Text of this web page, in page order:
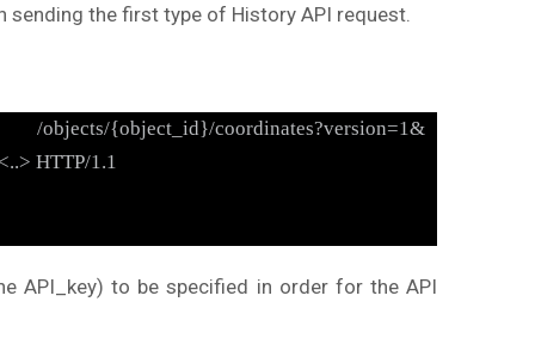
sending the first type of History API request.
HTTP/1.1
API_key) to be specified in order for the API